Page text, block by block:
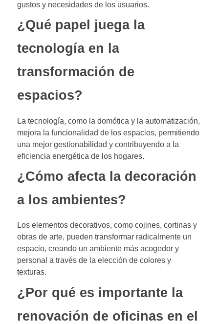
gustos y necesidades de los usuarios.
¿Qué papel juega la
tecnología en la
transformación de
espacios?
La tecnología, como la domótica y la automatización,
mejora la funcionalidad de los espacios, permitiendo
una mejor gestionabilidad y contribuyendo a la
eficiencia energética de los hogares.
¿Cómo afecta la decoración
a los ambientes?
Los elementos decorativos, como cojines, cortinas y
obras de arte, pueden transformar radicalmente un
espacio, creando un ambiente más acogedor y
personal a través de la elección de colores y
texturas.
¿Por qué es importante la
renovación de oficinas en el